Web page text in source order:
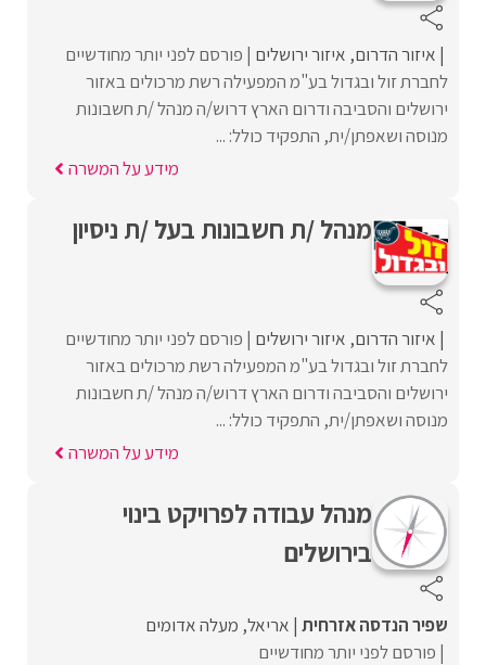
איזור הדרום איזור ירושלים פורסם לפני יותר מחודשיים
לחברת זול ובגדול בע"מ המפעילה רשת מרכולים באזור
ירושלים והסביבה ודרום הארץ דרוש/ה מנהל /ת חשבונות
מנוסה ושאפתן/ית, התפקיד כולל: ...
מידע על המשרה
מנהל /ת חשבונות בעל /ת ניסיון
איזור הדרום איזור ירושלים פורסם לפני יותר מחודשיים
לחברת זול ובגדול בע"מ המפעילה רשת מרכולים באזור
ירושלים והסביבה ודרום הארץ דרוש/ה מנהל /ת חשבונות
מנוסה ושאפתן/ית, התפקיד כולל: ...
מידע על המשרה
מנהל עבודה לפרויקט בינוי
בירושלים
שפיר הנדסה אזרחית אריאל מעלה אדומים
פורסם לפני יותר מחודשיים